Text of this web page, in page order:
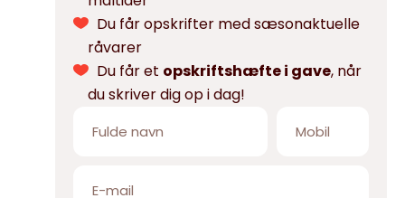
Du får opskrifter med sæsonaktuelle
råvarer
Du får et opskriftshæfte i gave, når
du skriver dig op i dag!